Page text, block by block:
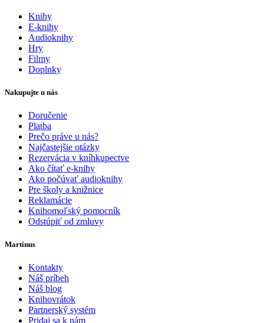
Knihy
E-knihy
Audioknihy
Hry
Filmy
Doplnky
Nakupujte u nás
Doručenie
Platba
Prečo práve u nás?
Najčastejšie otázky
Rezervácia v kníhkupectve
Ako čítať e-knihy
Ako počúvať audioknihy
Pre školy a knižnice
Reklamácie
Knihomoľský pomocník
Odstúpiť od zmluvy
Martinus
Kontakty
Náš príbeh
Náš blog
Knihovrátok
Partnerský systém
Pridaj sa k nám